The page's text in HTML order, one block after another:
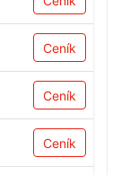
Ceník
Ceník
Ceník